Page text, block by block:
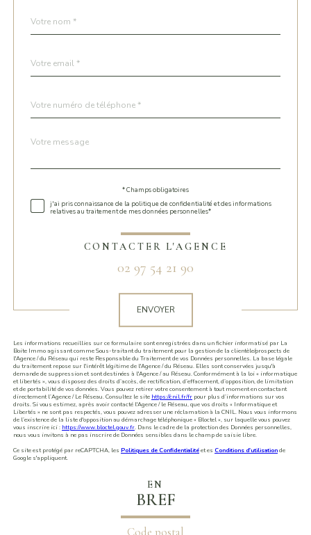
par
*
*
*
Fieldset
Message
*
* Champs obligatoires
j'ai pris connaissance de la politique de confidentialité et des informations
relatives au traitement de mes données personnelles*
CONTACTER L'AGENCE
02 97 54 21 90
ENVOYER
Les informations recueillies sur ce formulaire sont enregistrées dans un fichier informatisé par La
Boite Immo agissant comme Sous-traitant du traitement pour la gestion de la clientèle/prospects de
l'Agence / du Réseau qui reste Responsable du Traitement de vos Données personnelles. La base légale
du traitement repose sur l'intérêt légitime de l'Agence / du Réseau. Elles sont conservées jusqu'à
demande de suppression et sont destinées à l'Agence / au Réseau. Conformément à la loi « informatique
et libertés », vous disposez des droits d’accès, de rectification, d’effacement, d’opposition, de limitation
et de portabilité de vos données. Vous pouvez retirer votre consentement à tout moment en contactant
directement l’Agence / Le Réseau. Consultez le site https://cnil.fr/fr pour plus d’informations sur vos
droits. Si vous estimez, après avoir contacté l'Agence / le Réseau, que vos droits « Informatique et
Libertés » ne sont pas respectés, vous pouvez adresser une réclamation à la CNIL. Nous vous informons
de l’existence de la liste d'opposition au démarchage téléphonique « Bloctel », sur laquelle vous pouvez
vous inscrire ici : https://www.bloctel.gouv.fr. Dans le cadre de la protection des Données personnelles,
nous vous invitons à ne pas inscrire de Données sensibles dans le champ de saisie libre.
Ce site est protégé par reCAPTCHA, les Politiques de Confidentialitéet es Conditions d'utilisationde
Google s'appliquent.
EN
BREF
Code postal